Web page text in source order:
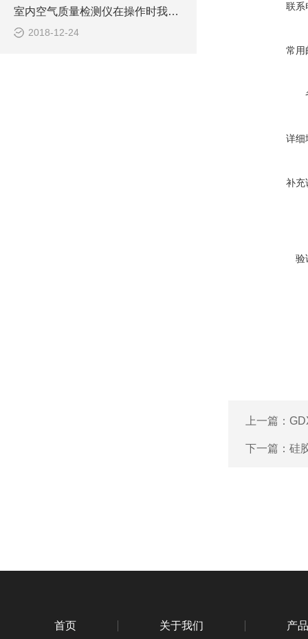
室内空气质量检测仪在操作时我们需要哪些要求
2018-12-24
联系
常用
详细
补充
验
上一篇：
下一篇： 硅
首页 关于我们 产